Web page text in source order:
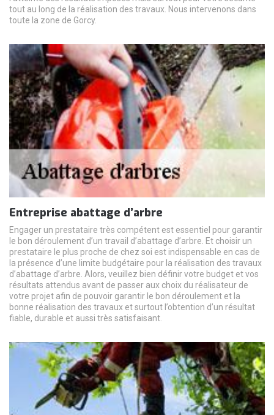
tout au long de la réalisation des travaux. Nous intervenons dans
toute la zone de Gorcy.
Entreprise abattage d’arbre
Engager un prestataire très compétent est essentiel pour garantir
le bon déroulement d’un travail d’abattage d’arbre. Et choisir un
prestataire le plus proche de chez soi est indispensable en cas de
la présence d’une limite budgétaire pour la réalisation des travaux
d’abattage d’arbre. Alors, veuillez bien définir votre budget et vos
résultats attendus avant de passer aux choix du réalisateur de
votre projet afin de pouvoir garantir le bon déroulement et la
bonne réalisation des travaux et surtout l’obtention d’un résultat
fiable, durable et aussi très satisfaisant.